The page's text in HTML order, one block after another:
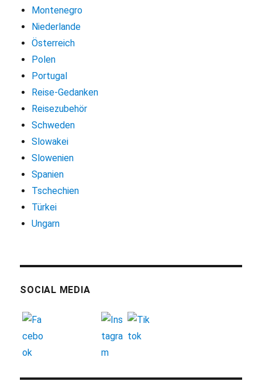
Montenegro
Niederlande
Österreich
Polen
Portugal
Reise-Gedanken
Reisezubehör
Schweden
Slowakei
Slowenien
Spanien
Tschechien
Türkei
Ungarn
SOCIAL MEDIA